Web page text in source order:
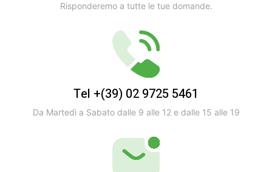
Risponderemo a tutte le tue domande.
Tel +(39) 02 9725 5461
Da Martedì a Sabato dalle 9 alle 12 e dalle 15 alle 19